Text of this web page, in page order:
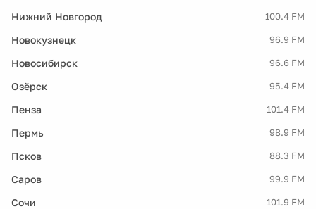
Нижний Новгород 100.4 FM
Новокузнецк 96.9 FM
Новосибирск 96.6 FM
Озёрск 95.4 FM
Пенза 101.4 FM
Пермь 98.9 FM
Псков 88.3 FM
Саров 99.9 FM
Сочи 101.9 FM